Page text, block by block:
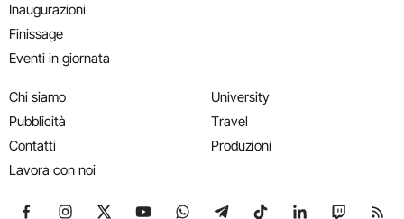
Inaugurazioni
Finissage
Eventi in giornata
Chi siamo
Pubblicità
Contatti
Lavora con noi
University
Travel
Produzioni
Seguici su Facebook
Seguici su Instagram
Seguici su X
Seguici su YouTube
Seguici su WhatsApp
Seguici su Telegram
Seguici su TikTok
Seguici su
Seguici